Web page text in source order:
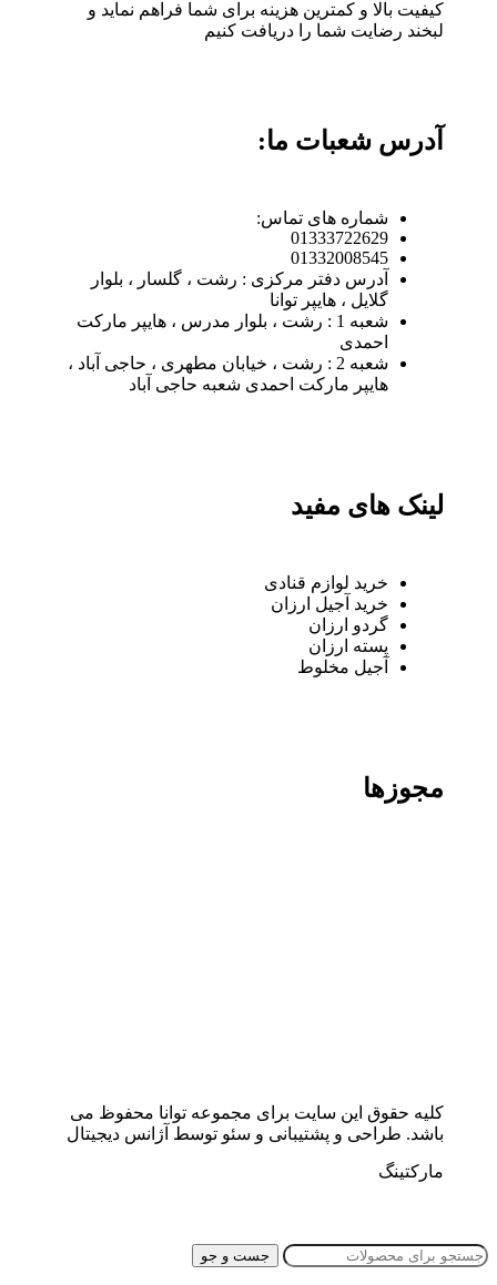
کیفیت بالا و کمترین هزینه برای شما فراهم نماید و
لبخند رضایت شما را دریافت کنیم
آدرس شعبات ما:
شماره های تماس:
01333722629
01332008545
آدرس دفتر مرکزی : رشت ، گلسار ، بلوار
گلایل ، هایپر توانا
شعبه 1 : رشت ، بلوار مدرس ، هایپر مارکت
احمدی
شعبه 2 : رشت ، خیابان مطهری ، حاجی آباد ،
هایپر مارکت احمدی شعبه حاجی آباد
لینک های مفید
خرید لوازم قنادی
خرید آجیل ارزان
گردو ارزان
پسته ارزان
آجیل مخلوط
مجوزها
کلیه حقوق این سایت برای مجموعه توانا محفوظ می
باشد. طراحی و پشتیبانی و سئو توسط آژانس دیجیتال
مارکتینگ
جست و جو